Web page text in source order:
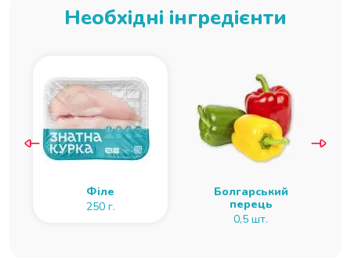
Необхідні інгредієнти
Філе
250 г.
Болгарський
перець
0,5 шт.